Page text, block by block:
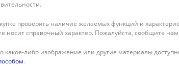
проверять наличие желаемых функций и
носит справочный характер. Пожалуйста, сообщите
какое-либо изображение или другие материалы
.